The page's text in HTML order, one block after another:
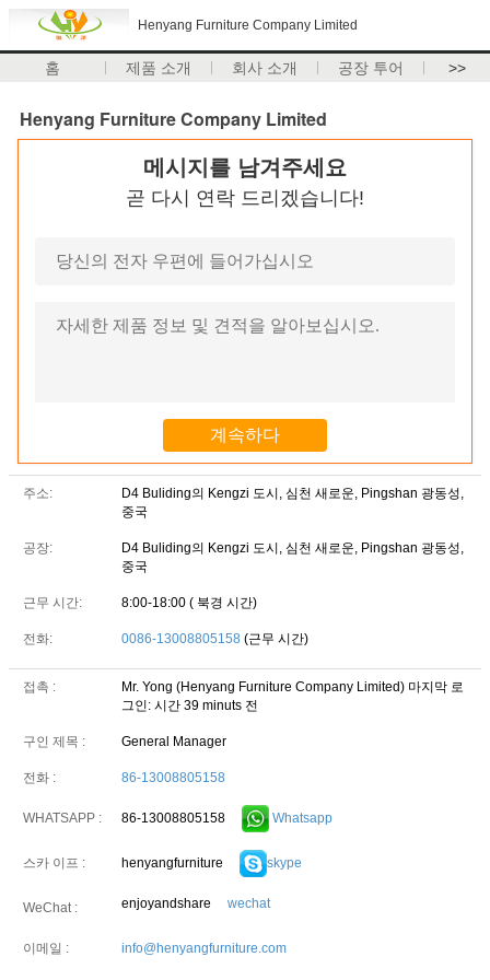
Henyang Furniture Company Limited
홈 제품 소개 회사 소개 공장 투어 >>
Henyang Furniture Company Limited
메시지를 남겨주세요
곧 다시 연락 드리겠습니다!
주소:
D4 Buliding의 Kengzi 도시, 심천 새로운, Pingshan 광동성,
중국
공장:
D4 Buliding의 Kengzi 도시, 심천 새로운, Pingshan 광동성,
중국
근무 시간: 8:00-18:00 ( 북경 시간)
전화: 0086-13008805158 (근무 시간)
접촉 : Mr. Yong (Henyang Furniture Company Limited) 마지막 로
그인: 시간 39 minuts 전
구인 제목 : General Manager
전화 : 86-13008805158
WHATSAPP : 86-13008805158 Whatsapp
스카 이프 : henyangfurniture skype
WeChat : enjoyandshare wechat
이메일 : info@henyangfurniture.com